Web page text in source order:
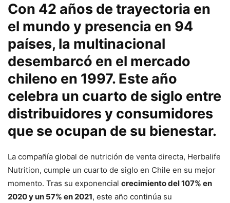
Con 42 años de trayectoria en
el mundo y presencia en 94
países, la multinacional
desembarcó en el mercado
chileno en 1997. Este año
celebra un cuarto de siglo entre
distribuidores y consumidores
que se ocupan de su bienestar.
La compañía global de nutrición de venta directa, Herbalife
Nutrition, cumple un cuarto de siglo en Chile en su mejor
momento. Tras su exponencial crecimiento del 107% en
2020 y un 57% en 2021, este año continúa su